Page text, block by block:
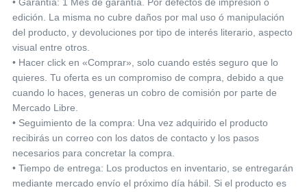
edición. La misma no cubre daños por mal uso ó manipulación
del producto, y devoluciones por tipo de interés literario, aspecto
visual entre otros.
• Hacer click en «Comprar», solo cuando estés seguro que lo
quieres. Tu oferta es un compromiso de compra, debido a que
cuando lo haces, generas un cobro de comisión por parte de
Mercado Libre.
• Seguimiento de la compra: Una vez adquirido el producto
recibirás un correo con los datos de contacto y los pasos
necesarios para concretar la compra.
• Tiempo de entrega: Los productos en inventario, se entregarán
mediante mercado envío el próximo día hábil. Si el producto es